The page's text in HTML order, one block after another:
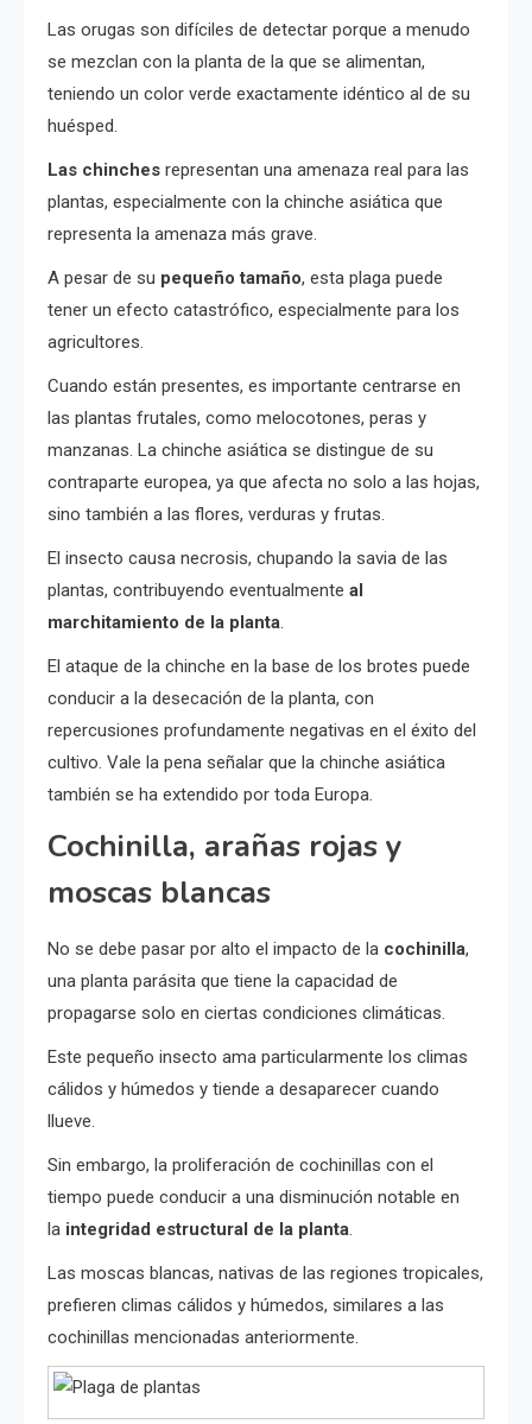
Las orugas son difíciles de detectar porque a menudo
se mezclan con la planta de la que se alimentan,
teniendo un color verde exactamente idéntico al de su
huésped.
Las chinches representan una amenaza real para las
plantas, especialmente con la chinche asiática que
representa la amenaza más grave.
A pesar de su pequeño tamaño, esta plaga puede
tener un efecto catastrófico, especialmente para los
agricultores.
Cuando están presentes, es importante centrarse en
las plantas frutales, como melocotones, peras y
manzanas. La chinche asiática se distingue de su
contraparte europea, ya que afecta no solo a las hojas,
sino también a las flores, verduras y frutas.
El insecto causa necrosis, chupando la savia de las
plantas, contribuyendo eventualmente al
marchitamiento de la planta.
El ataque de la chinche en la base de los brotes puede
conducir a la desecación de la planta, con
repercusiones profundamente negativas en el éxito del
cultivo. Vale la pena señalar que la chinche asiática
también se ha extendido por toda Europa.
Cochinilla, arañas rojas y
moscas blancas
No se debe pasar por alto el impacto de la cochinilla,
una planta parásita que tiene la capacidad de
propagarse solo en ciertas condiciones climáticas.
Este pequeño insecto ama particularmente los climas
cálidos y húmedos y tiende a desaparecer cuando
llueve.
Sin embargo, la proliferación de cochinillas con el
tiempo puede conducir a una disminución notable en
la integridad estructural de la planta.
Las moscas blancas, nativas de las regiones tropicales,
prefieren climas cálidos y húmedos, similares a las
cochinillas mencionadas anteriormente.